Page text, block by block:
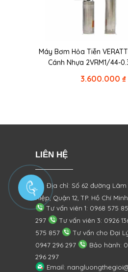
Máy Bơm Hỏa Tiễn
Cánh Nhựa 2VRM1/44-
3.600.000₫
LIÊN HỆ
Địa chỉ: Số 62 đường
Hiệp, Quận 12, TP. Hồ Chí Minh
Tư vấn viên 1: 0968 575
297
Tư vấn viên 3: 0926
575 857
Tư vấn cho Đại
0947 296 297
Bảo hành:
296 297
Email: